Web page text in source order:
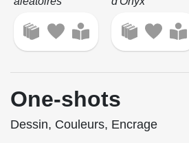
One-shots
Dessin, Couleurs, Encrage